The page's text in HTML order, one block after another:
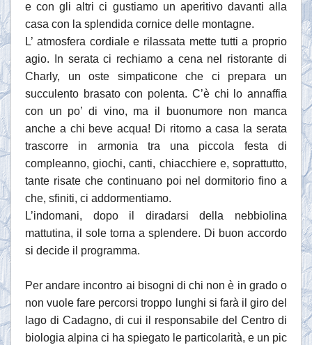
e con gli altri ci gustiamo un aperitivo davanti alla
casa con la splendida cornice delle montagne.
L’ atmosfera cordiale e rilassata mette tutti a proprio
agio. In serata ci rechiamo a cena nel ristorante di
Charly, un oste simpaticone che ci prepara un
succulento brasato con polenta. C’è chi lo annaffia
con un po’ di vino, ma il buonumore non manca
anche a chi beve acqua! Di ritorno a casa la serata
trascorre in armonia tra una piccola festa di
compleanno, giochi, canti, chiacchiere e, soprattutto,
tante risate che continuano poi nel dormitorio fino a
che, sfiniti, ci addormentiamo.
L’indomani, dopo il diradarsi della nebbiolina
mattutina, il sole torna a splendere. Di buon accordo
si decide il programma.
Per andare incontro ai bisogni di chi non è in grado o
non vuole fare percorsi troppo lunghi si farà il giro del
lago di Cadagno, di cui il responsabile del Centro di
biologia alpina ci ha spiegato le particolarità, e un pic